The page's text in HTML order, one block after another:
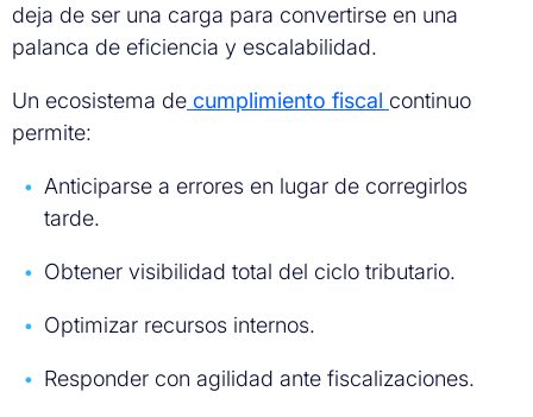
deja de ser una carga para convertirse en una
palanca de eficiencia y escalabilidad.
Un ecosistema de cumplimiento fiscal continuo
permite:
Anticiparse a errores en lugar de corregirlos
tarde.
Obtener visibilidad total del ciclo tributario.
Optimizar recursos internos.
Responder con agilidad ante fiscalizaciones.